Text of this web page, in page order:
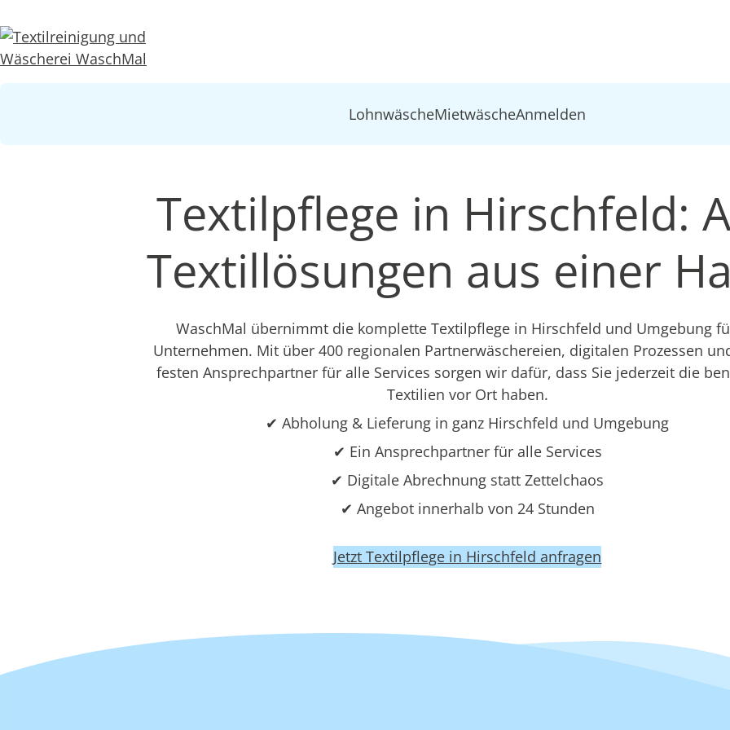
LohnwäscheMietwäscheAnmelden
Textilpflege in Hirschfeld:
Textillösungen aus einer
WaschMal übernimmt die komplette Textilpflege in Hirschfeld und Umgebung
Unternehmen. Mit über 400 regionalen Partnerwäschereien, digitalen Prozessen
festen Ansprechpartner für alle Services sorgen wir dafür, dass Sie jederzeit die
Textilien vor Ort haben.
✔ Abholung & Lieferung in ganz Hirschfeld und Umgebung
✔ Ein Ansprechpartner für alle Services
✔ Digitale Abrechnung statt Zettelchaos
✔ Angebot innerhalb von 24 Stunden
Jetzt Textilpflege in Hirschfeld anfragen